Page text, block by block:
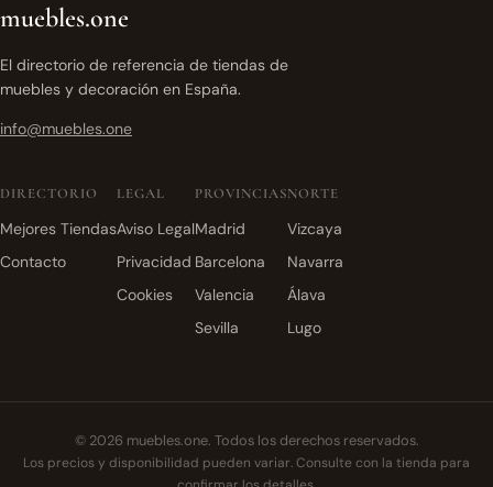
muebles.one
El directorio de referencia de tiendas de
muebles y decoración en España.
info@muebles.one
DIRECTORIO
Mejores Tiendas
Contacto
LEGAL
Aviso Legal
Privacidad
Cookies
PROVINCIAS
Madrid
Barcelona
Valencia
Sevilla
NORTE
Vizcaya
Navarra
Álava
Lugo
© 2026 muebles.one. Todos los derechos reservados.
Los precios y disponibilidad pueden variar. Consulte con la tienda para